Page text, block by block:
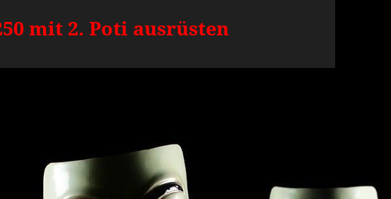
mit 2. Poti ausrüsten